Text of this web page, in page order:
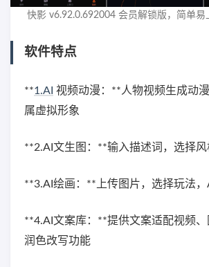
快影 v6.92.0.692004 会员解锁版，简单易
软件特点
**1.AI 视频动漫：**人物视频生成动
属虚拟形象
**2.AI文生图：**输入描述词，选择
**3.AI绘画：**上传图片，选择玩法，
**4.AI文案库：**提供文案适配视频
润色改写功能